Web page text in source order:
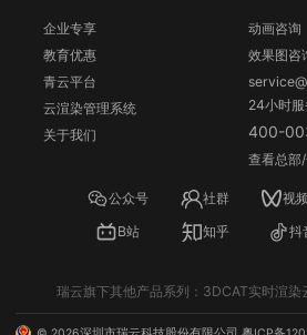
企业专享
教育优惠
青云平台
云渲染管理系统
关于我们
动画咨询
效果图咨
24小时服
400-
查看总部
公众号 社群 视
B站
知乎 抖
瑞云旗下其他产品系列： 3DCAT实时渲染